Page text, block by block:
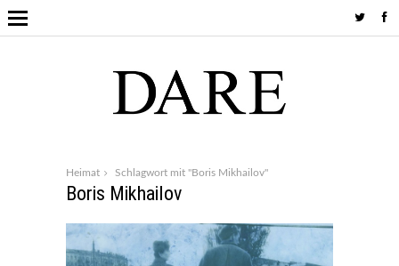
Heimat Schlagwort mit "Boris Mikhailov"
Boris Mikhailov